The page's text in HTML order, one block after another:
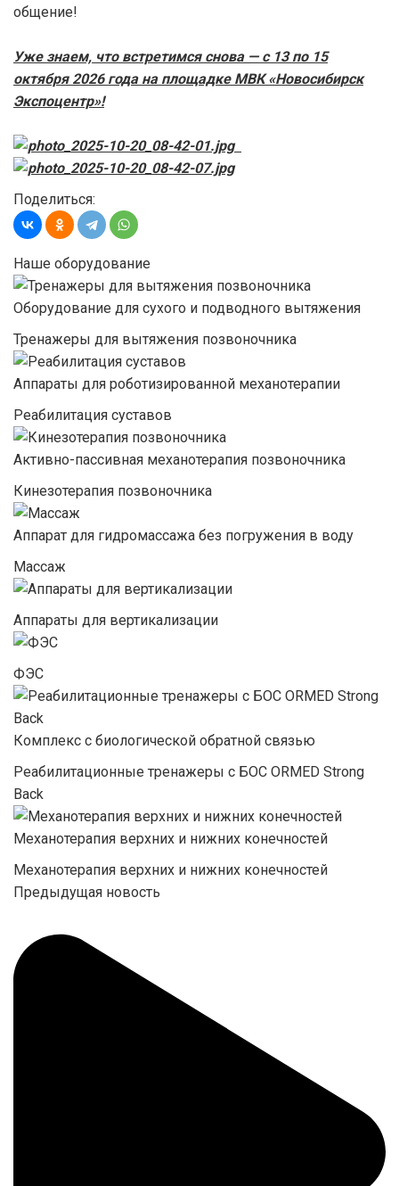
общение!
Уже знаем, что встретимся снова — с 13 по 15
октября 2026 года на площадке МВК «Новосибирск
Экспоцентр»!
Поделиться:
Наше оборудование
Оборудование для сухого и подводного вытяжения
Тренажеры для вытяжения позвоночника
Аппараты для роботизированной механотерапии
Реабилитация суставов
Активно-пассивная механотерапия позвоночника
Кинезотерапия позвоночника
Аппарат для гидромассажа без погружения в воду
Массаж
Аппараты для вертикализации
ФЭС
Комплекс с биологической обратной связью
Реабилитационные тренажеры с БОС ORMED Strong
Back
Механотерапия верхних и нижних конечностей
Механотерапия верхних и нижних конечностей
Предыдущая новость